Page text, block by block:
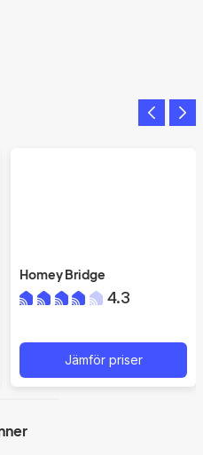
Homey Bridge
4.3
Jämför priser